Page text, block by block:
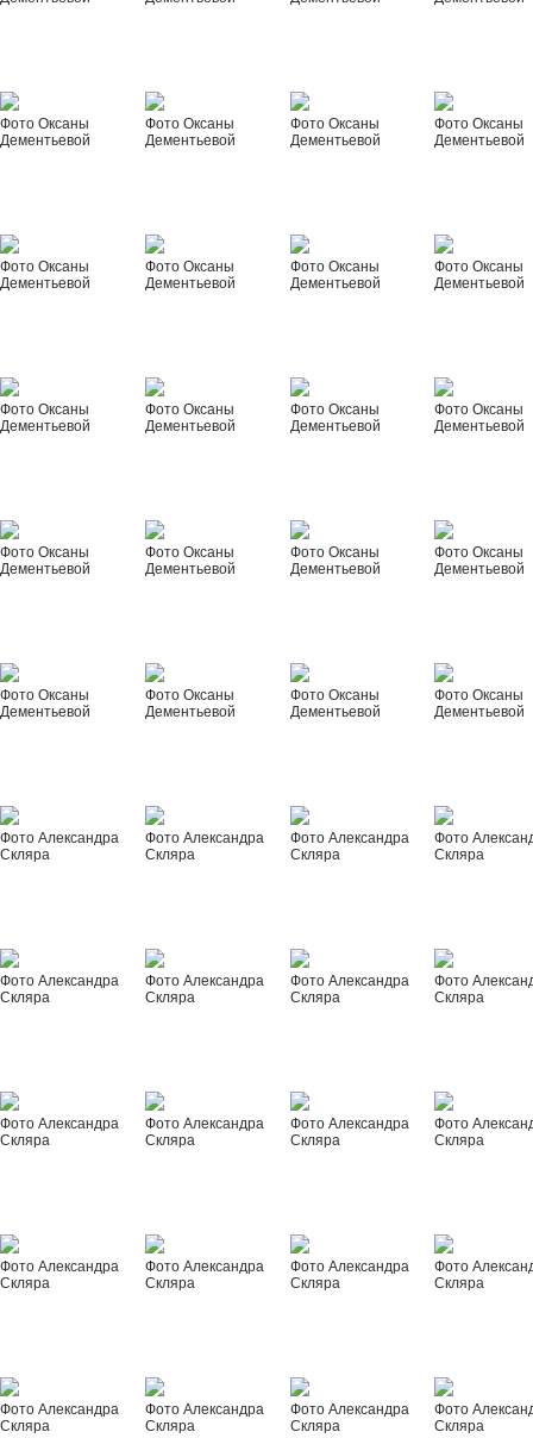
Фото Оксаны
Дементьевой
Фото Оксаны
Дементьевой
Фото Оксаны
Дементьевой
Фото Оксаны
Дементьевой
Фото Оксаны
Дементьевой
Фото Оксаны
Дементьевой
Фото Оксаны
Дементьевой
Фото Оксаны
Дементьевой
Фото Оксаны
Дементьевой
Фото Оксаны
Дементьевой
Фото Оксаны
Дементьевой
Фото Оксаны
Дементьевой
Фото Оксаны
Дементьевой
Фото Оксаны
Дементьевой
Фото Оксаны
Дементьевой
Фото Оксаны
Дементьевой
Фото Оксаны
Дементьевой
Фото Оксаны
Дементьевой
Фото Оксаны
Дементьевой
Фото Оксаны
Дементьевой
Фото Александра
Скляра
Фото Александра
Скляра
Фото Александра
Скляра
Фото
Скляра
Фото Александра
Скляра
Фото Александра
Скляра
Фото Александра
Скляра
Фото
Скляра
Фото Александра
Скляра
Фото Александра
Скляра
Фото Александра
Скляра
Фото
Скляра
Фото Александра
Скляра
Фото Александра
Скляра
Фото Александра
Скляра
Фото
Скляра
Фото Александра
Скляра
Фото Александра
Скляра
Фото Александра
Скляра
Фото
Скляра